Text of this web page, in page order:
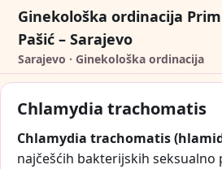
Ginekološka ordinacija
Pašić – Sarajevo
Sarajevo · Ginekološka ordinacija
Chlamydia trachomatis
Chlamydia trachomatis
najčešćih bakterijskih seksualno